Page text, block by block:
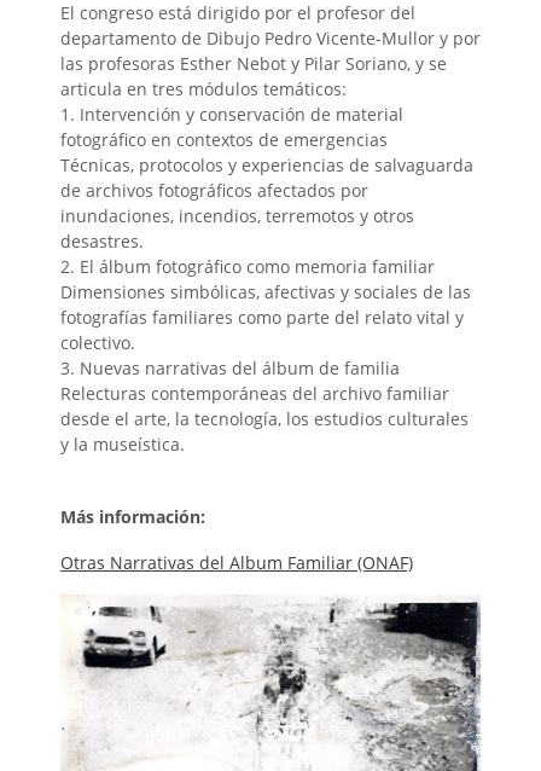
El congreso está dirigido por el profesor del
departamento de Dibujo Pedro Vicente-Mullor y por
las profesoras Esther Nebot y Pilar Soriano, y se
articula en tres módulos temáticos:
1. Intervención y conservación de material
fotográfico en contextos de emergencias
Técnicas, protocolos y experiencias de salvaguarda
de archivos fotográficos afectados por
inundaciones, incendios, terremotos y otros
desastres.
2. El álbum fotográfico como memoria familiar
Dimensiones simbólicas, afectivas y sociales de las
fotografías familiares como parte del relato vital y
colectivo.
3. Nuevas narrativas del álbum de familia
Relecturas contemporáneas del archivo familiar
desde el arte, la tecnología, los estudios culturales
y la museística.
Más información:
Otras Narrativas del Album Familiar (ONAF)